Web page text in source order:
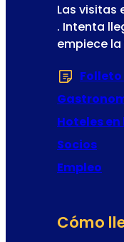
a
o
p
e
r
e
t
Las visitas
. Intenta
empiece
Hoteles
Socios
Empleo
Cómo